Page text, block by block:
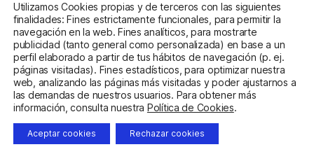
Centro Sanitario Autorizado con el código E08737002
Aviso LegalPolítica de PrivacidadPolítica de Cookies
Clínica de la Ansiedad. Teléfonos:932263020
Utilizamos Cookies propias y de terceros con las siguientes
finalidades: Fines estrictamente funcionales, para permitir la
navegación en la web. Fines analíticos, para mostrarte
publicidad (tanto general como personalizada) en base a un
perfil elaborado a partir de tus hábitos de navegación (p. ej.
páginas visitadas). Fines estadísticos, para optimizar nuestra
web, analizando las páginas más visitadas y poder ajustarnos a
las demandas de nuestros usuarios. Para obtener más
información, consulta nuestra Política de Cookies.
Aceptar cookies Rechazar cookies